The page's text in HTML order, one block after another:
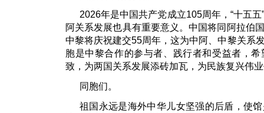
2026年是中国共产党成立105周年，“十五
阿关系发展也具有重要意义。中国将同阿拉伯
中黎将庆祝建交55周年，这为中阿、中黎关系
胞是中黎合作的参与者、践行者和受益者，
致，为两国关系发展添砖加瓦，为民族复兴伟
同胞们。
祖国永远是海外中华儿女坚强的后盾，使